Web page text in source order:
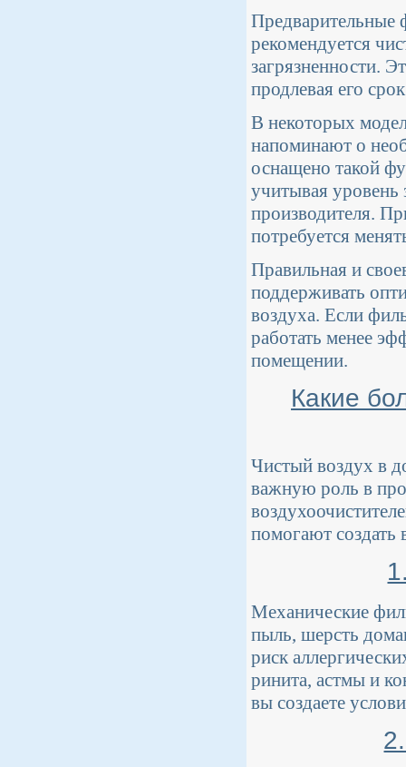
Предварительные
рекомендуется
загрязненности.
продлевая его
В некоторых
напоминают о
оснащено такой
учитывая уровень
производителя.
потребуется
Правильная и
поддерживать
воздуха. Если
работать менее
помещении.
Какие
Чистый воздух в
важную роль в
помогают создать
Механические
пыль, шерсть
риск
ринита, астмы и
вы создаете